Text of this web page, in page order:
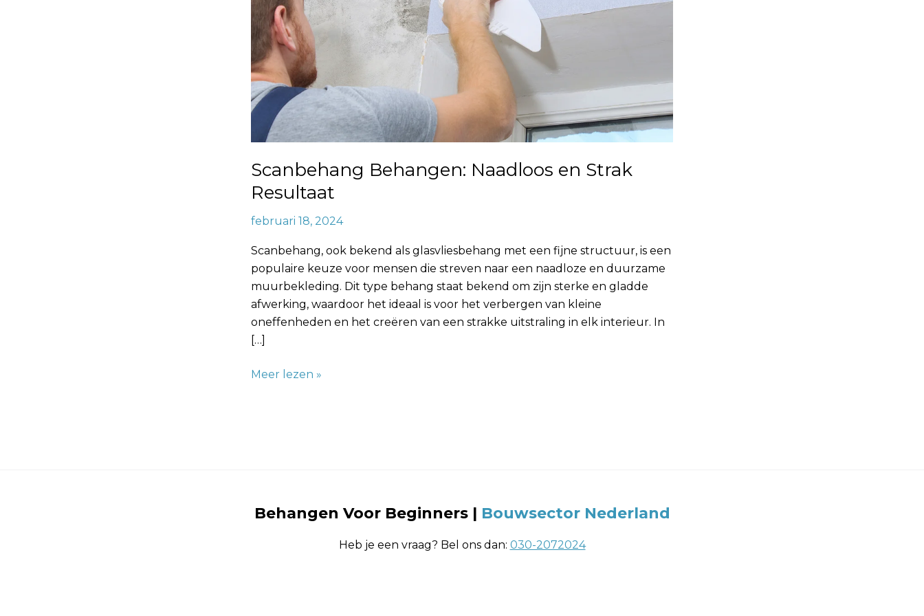
Scanbehang Behangen: Naadloos en Strak
Resultaat
februari 18, 2024
Scanbehang, ook bekend als glasvliesbehang met een fijne structuur, is een
populaire keuze voor mensen die streven naar een naadloze en duurzame
muurbekleding. Dit type behang staat bekend om zijn sterke en gladde
afwerking, waardoor het ideaal is voor het verbergen van kleine
oneffenheden en het creëren van een strakke uitstraling in elk interieur. In
[…]
Meer lezen »
Behangen Voor Beginners | Bouwsector Nederland
Heb je een vraag? Bel ons dan: 030-2072024